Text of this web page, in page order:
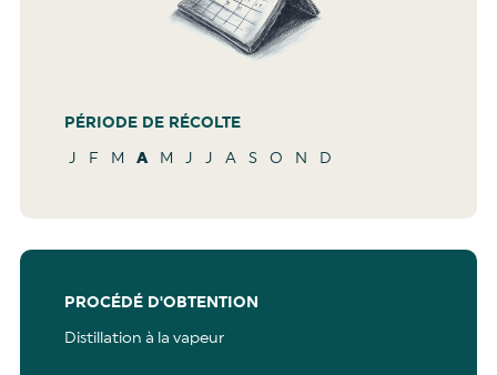
PÉRIODE DE RÉCOLTE
J F M A M J J A S O N D
PROCÉDÉ D'OBTENTION
Distillation à la vapeur